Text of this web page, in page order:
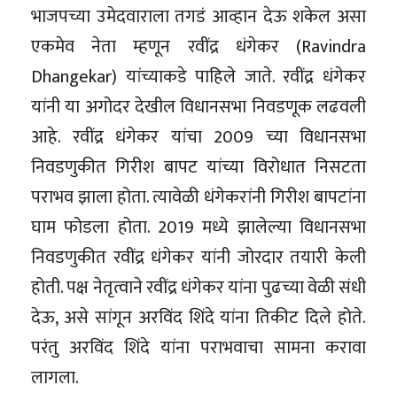
भाजपच्या उमेदवाराला तगडं आव्हान देऊ शकेल असा
एकमेव नेता म्हणून रवींद्र धंगेकर (Ravindra
Dhangekar) यांच्याकडे पाहिले जाते. रवींद्र धंगेकर
यांनी या अगोदर देखील विधानसभा निवडणूक लढवली
आहे. रवींद्र धंगेकर यांचा 2009 च्या विधानसभा
निवडणुकीत गिरीश बापट यांच्या विरोधात निसटता
पराभव झाला होता. त्यावेळी धंगेकरांनी गिरीश बापटांना
घाम फोडला होता. 2019 मध्ये झालेल्या विधानसभा
निवडणुकीत रवींद्र धंगेकर यांनी जोरदार तयारी केली
होती. पक्ष नेतृत्वाने रवींद्र धंगेकर यांना पुढच्या वेळी संधी
देऊ, असे सांगून अरविंद शिंदे यांना तिकीट दिले होते.
परंतु अरविंद शिंदे यांना पराभवाचा सामना करावा
लागला.